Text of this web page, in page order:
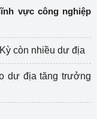
vực công nghiệp
còn nhiều dư địa
dư địa tăng trưởng